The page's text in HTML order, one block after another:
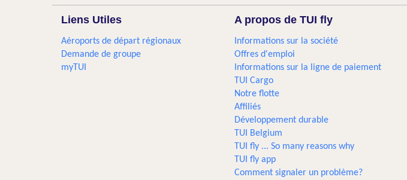
Liens Utiles
Aéroports de départ régionaux
Demande de groupe
myTUI
A propos de TUI fly
Informations sur la société
Offres d'emploi
Informations sur la ligne de paiement
TUI Cargo
Notre flotte
Affiliés
Développement durable
TUI Belgium
TUI fly ... So many reasons why
TUI fly app
Comment signaler un problème?